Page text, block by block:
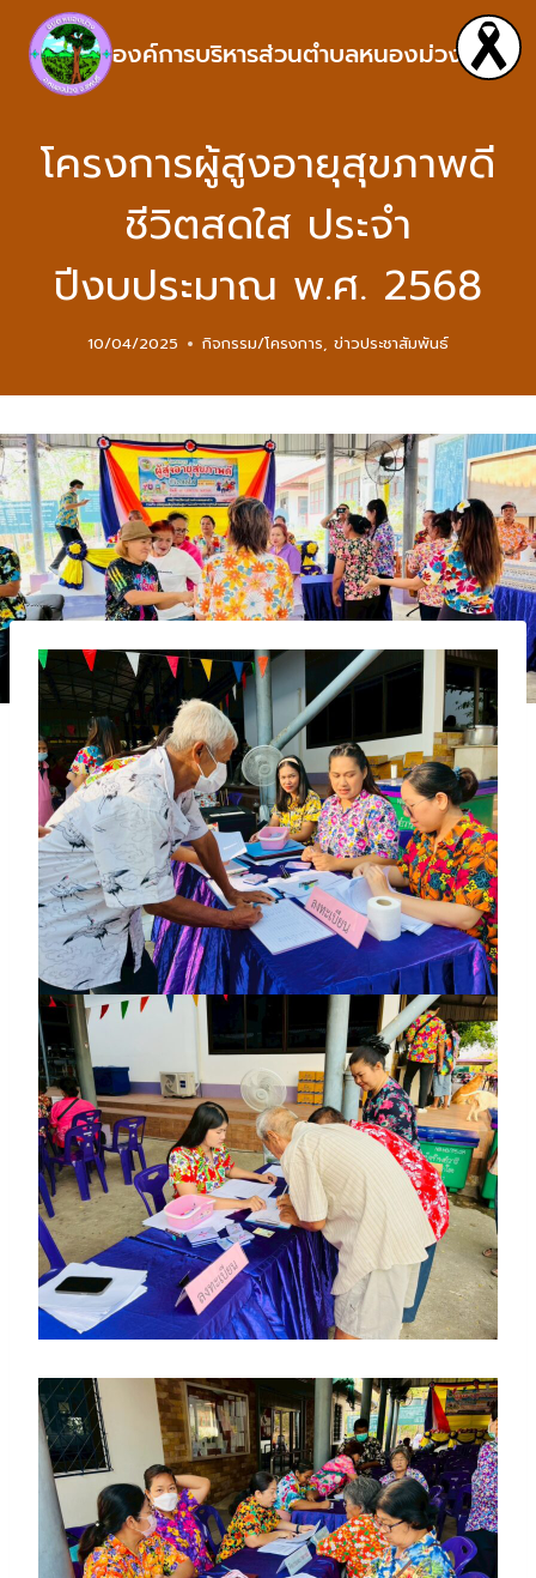
องค์การบริหารส่วนตำบลหนองม่วง
โครงการผู้สูงอายุสุขภาพดี
ชีวิตสดใส ประจำ
ปีงบประมาณ พ.ศ. 2568
10/04/2025 กิจกรรม/โครงการ, ข่าวประชาสัมพันธ์